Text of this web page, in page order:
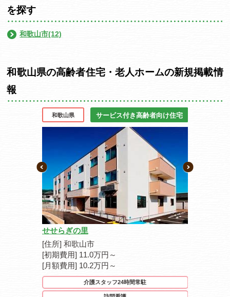
を探す
和歌山市(12)
和歌山県の高齢者住宅・老人ホームの新規掲載情
報
和歌山県 サービス付き高齢者向け住宅
せせらぎの里
[住所] 和歌山市
[初期費用] 11.0万円～
[月額費用] 10.2万円～
介護スタッフ24時間常駐